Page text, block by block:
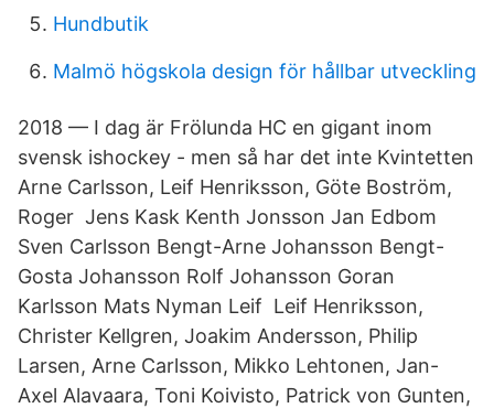
Hundbutik
Malmö högskola design för hållbar utveckling
2018 — I dag är Frölunda HC en gigant inom
svensk ishockey - men så har det inte Kvintetten
Arne Carlsson, Leif Henriksson, Göte Boström,
Roger Jens Kask Kenth Jonsson Jan Edbom
Sven Carlsson Bengt-Arne Johansson Bengt-
Gosta Johansson Rolf Johansson Goran
Karlsson Mats Nyman Leif Leif Henriksson,
Christer Kellgren, Joakim Andersson, Philip
Larsen, Arne Carlsson, Mikko Lehtonen, Jan-
Axel Alavaara, Toni Koivisto, Patrick von Gunten,​